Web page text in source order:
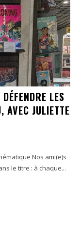
LES
AVEC JULIETTE
Nos ami(e)s
le titre : à chaque...